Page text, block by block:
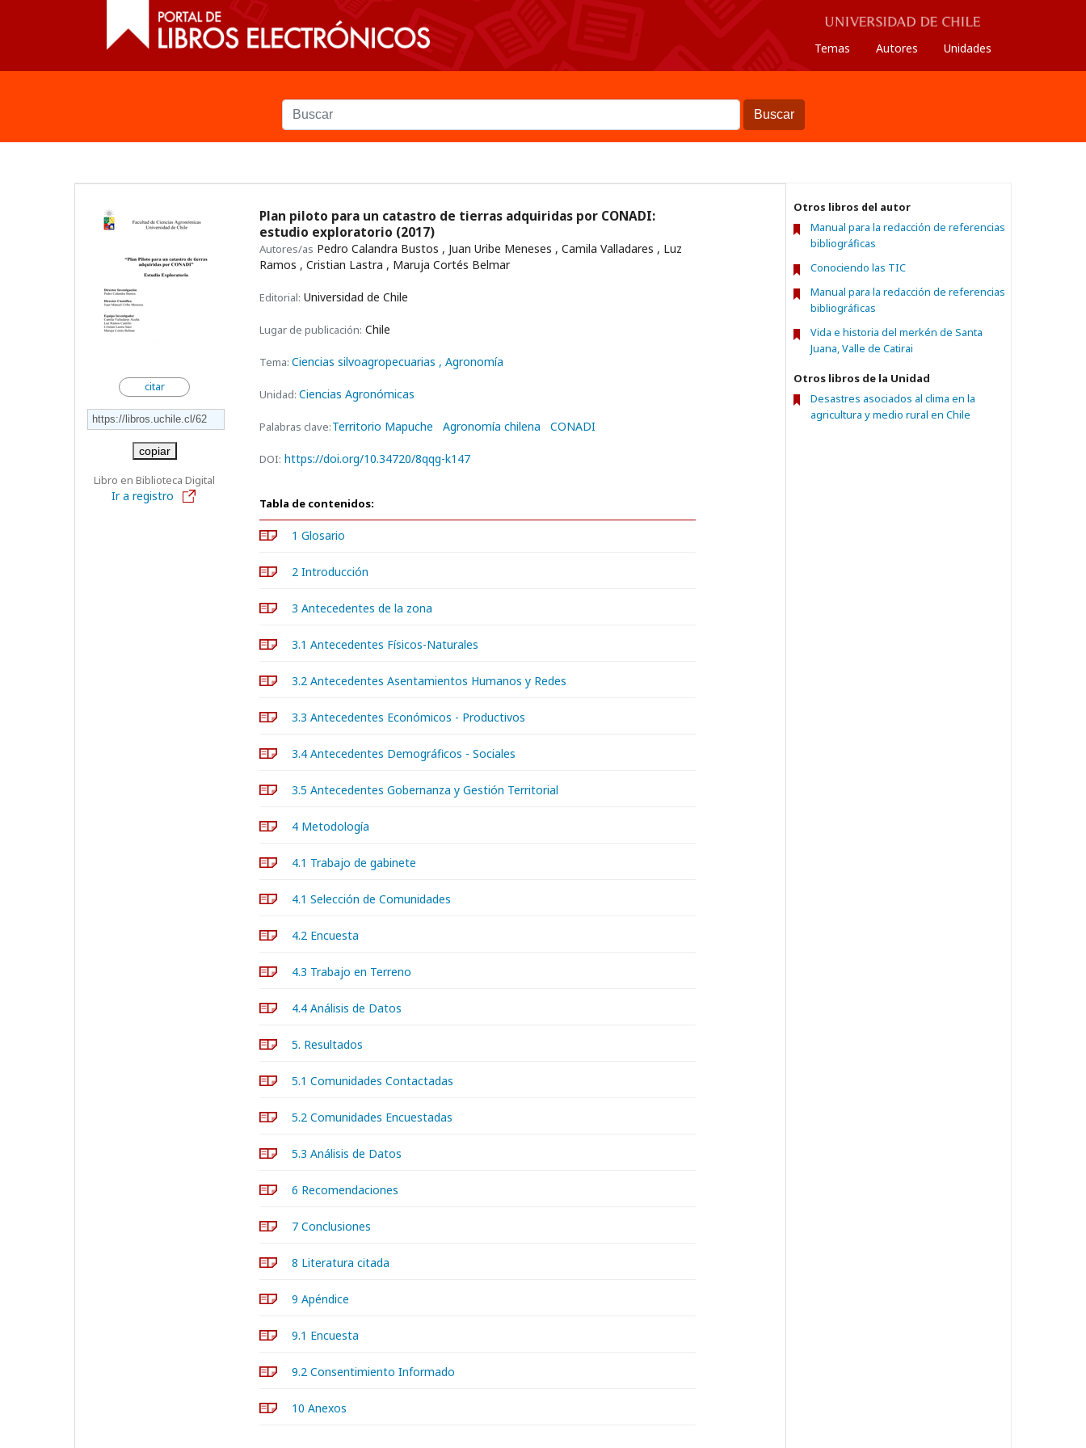
Temas Autores Unidades
Buscar
citar
copiar
Libro en Biblioteca Digital
Ir a registro
Plan piloto para un catastro de tierras adquiridas por CONADI:
estudio exploratorio (2017)
Autores/as Pedro Calandra Bustos , Juan Uribe Meneses , Camila Valladares , Luz
Ramos , Cristian Lastra , Maruja Cortés Belmar
Editorial: Universidad de Chile
Lugar de publicación: Chile
Tema: Ciencias silvoagropecuarias , Agronomía
Unidad: Ciencias Agronómicas
Palabras clave:Territorio Mapuche Agronomía chilena CONADI
DOI: https://doi.org/10.34720/8qqg-k147
Tabla de contenidos:
1 Glosario
2 Introducción
3 Antecedentes de la zona
3.1 Antecedentes Físicos-Naturales
3.2 Antecedentes Asentamientos Humanos y Redes
3.3 Antecedentes Económicos - Productivos
3.4 Antecedentes Demográficos - Sociales
3.5 Antecedentes Gobernanza y Gestión Territorial
4 Metodología
4.1 Trabajo de gabinete
4.1 Selección de Comunidades
4.2 Encuesta
4.3 Trabajo en Terreno
4.4 Análisis de Datos
5. Resultados
5.1 Comunidades Contactadas
5.2 Comunidades Encuestadas
5.3 Análisis de Datos
6 Recomendaciones
7 Conclusiones
8 Literatura citada
9 Apéndice
9.1 Encuesta
9.2 Consentimiento Informado
10 Anexos
Otros libros del autor
Manual para la redacción de referencias
bibliográficas
Conociendo las TIC
Manual para la redacción de referencias
bibliográficas
Vida e historia del merkén de Santa
Juana, Valle de Catirai
Otros libros de la Unidad
Desastres asociados al clima en la
agricultura y medio rural en Chile